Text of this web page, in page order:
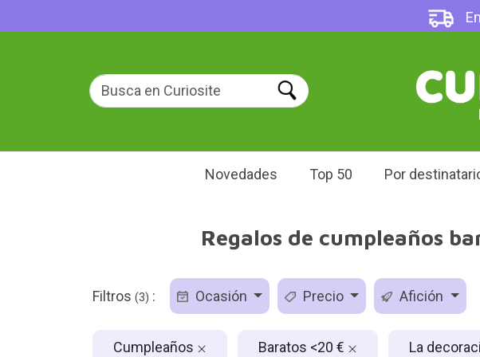
Novedades Top 50 Por
Regalos de cumpleaños
Filtros (3) : Ocasión Precio Afición
Cumpleaños Baratos <20 € La